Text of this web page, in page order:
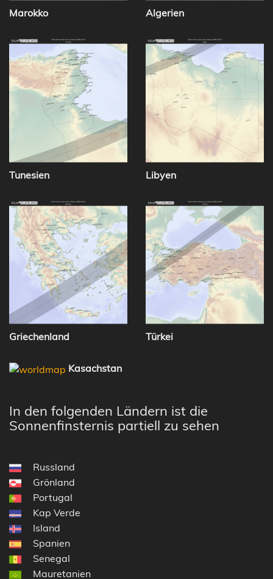
Marokko Algerien
Tunesien Libyen
Griechenland Türkei
Kasachstan
In den folgenden Ländern ist die
Sonnenfinsternis partiell zu sehen
Russland
Grönland
Portugal
Kap Verde
Island
Spanien
Senegal
Mauretanien